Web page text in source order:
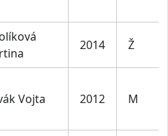
2014 Ž
Vojta 2012 M